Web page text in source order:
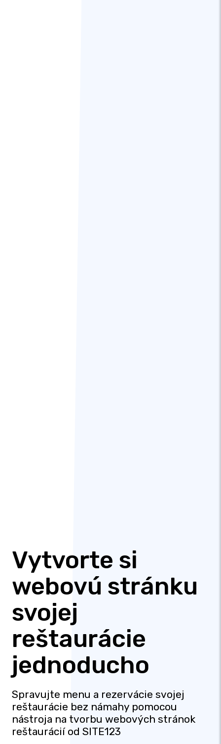
Vytvorte si
webovú stránku
svojej
reštaurácie
jednoducho
Spravujte menu a rezervácie svojej
reštaurácie bez námahy pomocou
nástroja na tvorbu webových stránok
reštaurácií od SITE123